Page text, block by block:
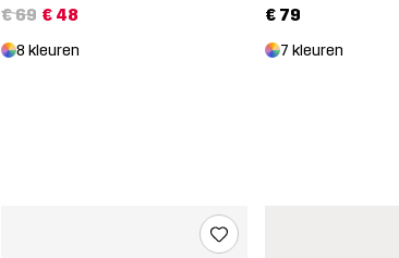
€ 69 € 48
8 kleuren
€ 79
7 kleuren